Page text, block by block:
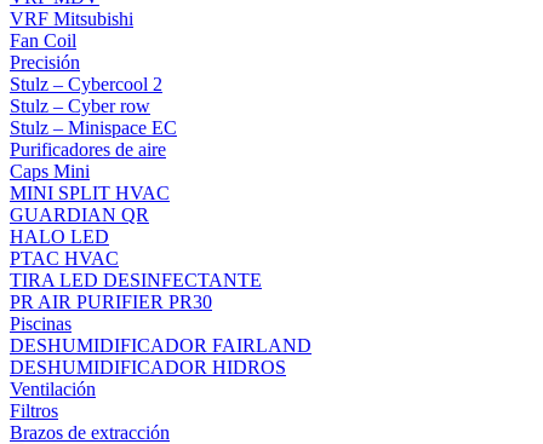
VRF Mitsubishi
Fan Coil
Precisión
Stulz – Cybercool 2
Stulz – Cyber row
Stulz – Minispace EC
Purificadores de aire
Caps Mini
MINI SPLIT HVAC
GUARDIAN QR
HALO LED
PTAC HVAC
TIRA LED DESINFECTANTE
PR AIR PURIFIER PR30
Piscinas
DESHUMIDIFICADOR FAIRLAND
DESHUMIDIFICADOR HIDROS
Ventilación
Filtros
Brazos de extracción